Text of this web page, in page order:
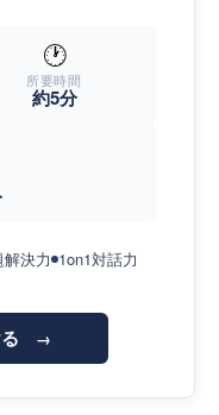
🕐
所要時間
約5分
決力 1on1対話力
→